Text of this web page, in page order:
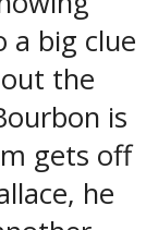
a big clue
the
is
gets off
he